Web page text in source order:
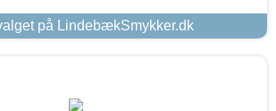
på LindebækSmykker.dk